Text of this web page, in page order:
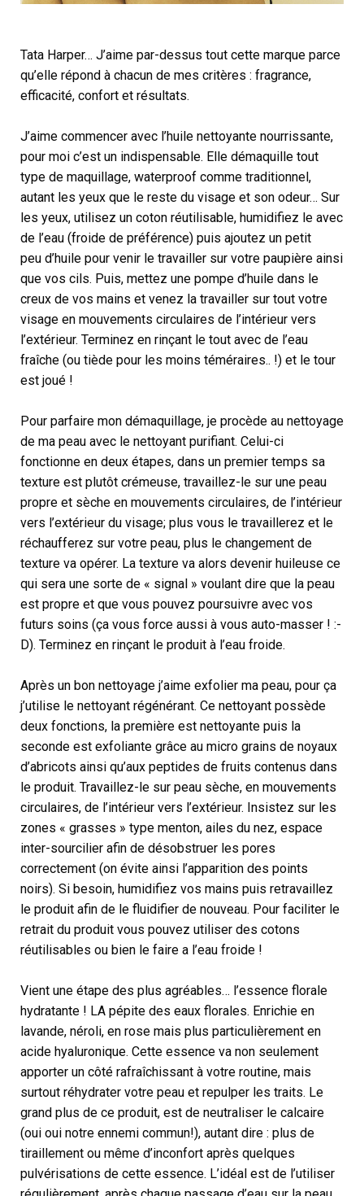
Tata Harper… J’aime par-dessus tout cette marque parce
qu’elle répond à chacun de mes critères : fragrance,
efficacité, confort et résultats.
J’aime commencer avec l’huile nettoyante nourrissante,
pour moi c’est un indispensable. Elle démaquille tout
type de maquillage, waterproof comme traditionnel,
autant les yeux que le reste du visage et son odeur… Sur
les yeux, utilisez un coton réutilisable, humidifiez le avec
de l’eau (froide de préférence) puis ajoutez un petit
peu d’huile pour venir le travailler sur votre paupière ainsi
que vos cils. Puis, mettez une pompe d’huile dans le
creux de vos mains et venez la travailler sur tout votre
visage en mouvements circulaires de l’intérieur vers
l’extérieur. Terminez en rinçant le tout avec de l’eau
fraîche (ou tiède pour les moins téméraires.. !) et le tour
est joué !
Pour parfaire mon démaquillage, je procède au nettoyage
de ma peau avec le nettoyant purifiant. Celui-ci
fonctionne en deux étapes, dans un premier temps sa
texture est plutôt crémeuse, travaillez-le sur une peau
propre et sèche en mouvements circulaires, de l’intérieur
vers l’extérieur du visage; plus vous le travaillerez et le
réchaufferez sur votre peau, plus le changement de
texture va opérer. La texture va alors devenir huileuse ce
qui sera une sorte de « signal » voulant dire que la peau
est propre et que vous pouvez poursuivre avec vos
futurs soins (ça vous force aussi à vous auto-masser ! :-
D). Terminez en rinçant le produit à l’eau froide.
Après un bon nettoyage j’aime exfolier ma peau, pour ça
j’utilise le nettoyant régénérant. Ce nettoyant possède
deux fonctions, la première est nettoyante puis la
seconde est exfoliante grâce au micro grains de noyaux
d’abricots ainsi qu’aux peptides de fruits contenus dans
le produit. Travaillez-le sur peau sèche, en mouvements
circulaires, de l’intérieur vers l’extérieur. Insistez sur les
zones « grasses » type menton, ailes du nez, espace
inter-sourcilier afin de désobstruer les pores
correctement (on évite ainsi l’apparition des points
noirs). Si besoin, humidifiez vos mains puis retravaillez
le produit afin de le fluidifier de nouveau. Pour faciliter le
retrait du produit vous pouvez utiliser des cotons
réutilisables ou bien le faire a l’eau froide !
Vient une étape des plus agréables… l’essence florale
hydratante ! LA pépite des eaux florales. Enrichie en
lavande, néroli, en rose mais plus particulièrement en
acide hyaluronique. Cette essence va non seulement
apporter un côté rafraîchissant à votre routine, mais
surtout réhydrater votre peau et repulper les traits. Le
grand plus de ce produit, est de neutraliser le calcaire
(oui oui notre ennemi commun!), autant dire : plus de
tiraillement ou même d’inconfort après quelques
pulvérisations de cette essence. L’idéal est de l’utiliser